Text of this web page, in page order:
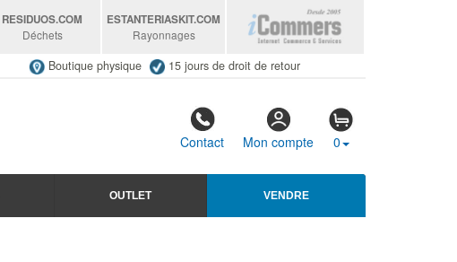
RESIDUOS.COM
Déchets
ESTANTERIASKIT.COM
Rayonnages
Boutique physique 15 jours de droit de retour
Contact Mon compte 0
OUTLET VENDRE